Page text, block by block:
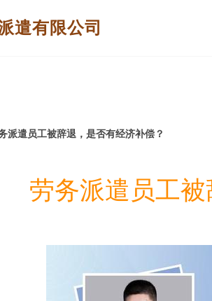
遣有限公司
派遣员工被辞退，是否有经济补偿？
劳务派遣员工